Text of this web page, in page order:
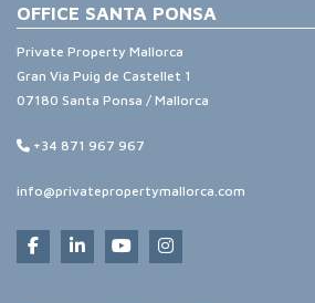
OFFICE SANTA PONSA
Private Property Mallorca
Gran Via Puig de Castellet 1
07180 Santa Ponsa / Mallorca
+34 871 967 967
info@privatepropertymallorca.com